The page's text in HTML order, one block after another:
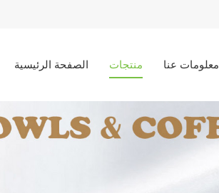
الصفحة الرئيسية منتجات معلومات عنا